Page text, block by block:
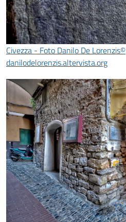
Civezza - Foto Danilo De Lorenzis©
danilodelorenzis.altervista.org